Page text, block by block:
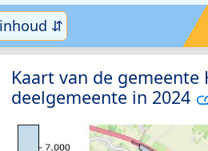
⇵
Kaart van de
deelgemeente in 2024